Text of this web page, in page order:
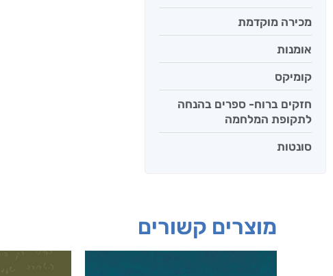
מכירה מוקדמת
אומנות
קומיקס
חזקים ברוח- ספרים בהנחה
לתקופת המלחמה
סונטות
מוצרים קשורים